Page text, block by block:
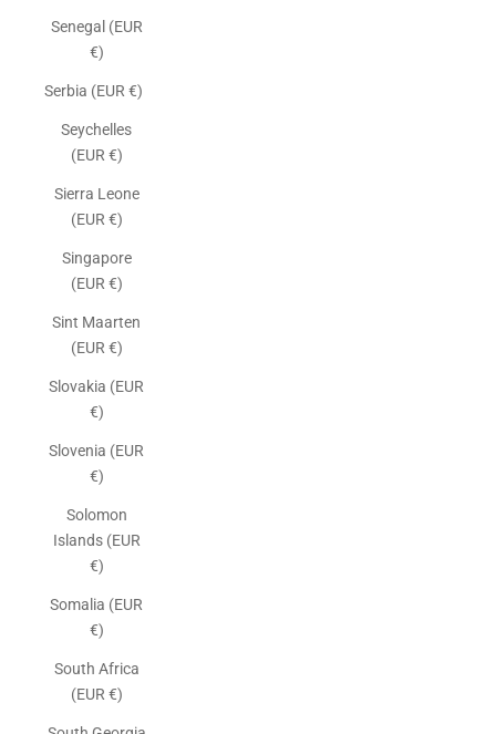
Senegal (EUR
€)
Serbia (EUR €)
Seychelles
(EUR €)
Sierra Leone
(EUR €)
Singapore
(EUR €)
Sint Maarten
(EUR €)
Slovakia (EUR
€)
Slovenia (EUR
€)
Solomon
Islands (EUR
€)
Somalia (EUR
€)
South Africa
(EUR €)